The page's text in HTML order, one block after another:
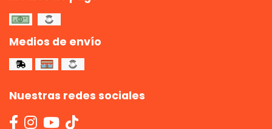
Medios de envío
Nuestras redes sociales